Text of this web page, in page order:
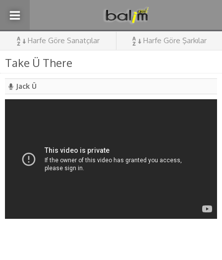
Harfe Göre Sanatçılar Harfe Göre Şarkılar
Take Ü There
Jack Ü